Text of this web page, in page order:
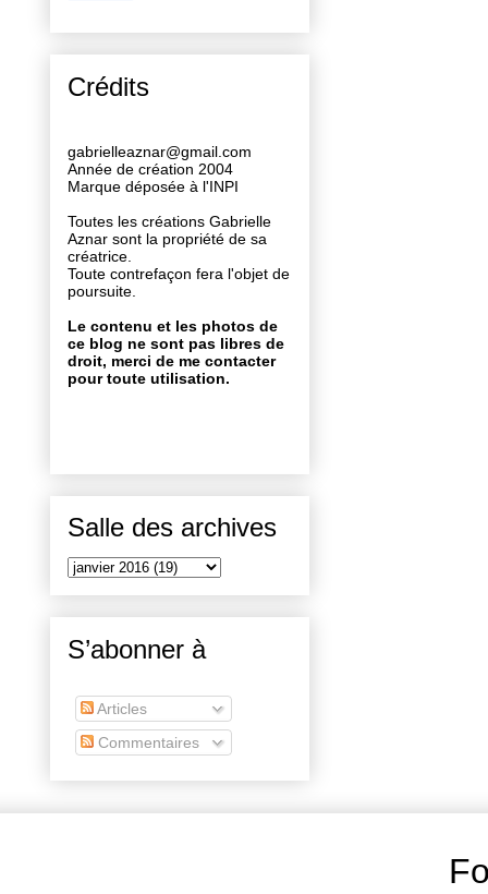
Crédits
gabrielleaznar@gmail.com
Année de création 2004
Marque déposée à l'INPI
Toutes les créations Gabrielle
Aznar sont la propriété de sa
créatrice.
Toute contrefaçon fera l'objet de
poursuite.
Le contenu et les photos de
ce blog ne sont pas libres de
droit, merci de me contacter
pour toute utilisation.
Salle des archives
S’abonner à
Articles
Commentaires